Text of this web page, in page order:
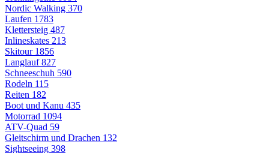
Nordic Walking 370
Laufen 1783
Klettersteig 487
Inlineskates 213
Skitour 1856
Langlauf827
Schneeschuh 590
Rodeln 115
Reiten 182
Boot und Kanu 435
Motorrad 1094
ATV-Quad 59
Gleitschirm und Drachen 132
Sightseeing 398